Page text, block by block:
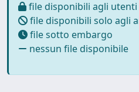
file disponibili agli
file disponibili solo agli
file sotto embargo
nessun file disponibile